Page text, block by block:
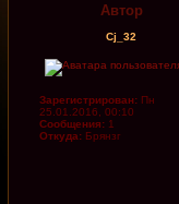
Автор
Cj_32
Зарегистрирован: Пн
25.01.2016, 00:10
Сообщения: 1
Откуда: Брянзг